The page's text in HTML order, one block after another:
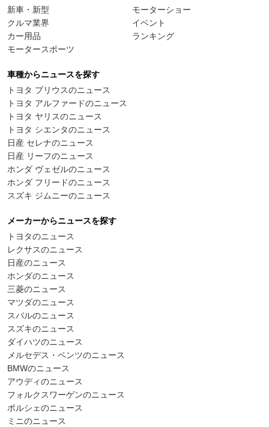
新車・新型
クルマ業界
カー用品
モータースポーツ
モーターショー
イベント
ランキング
車種からニュースを探す
トヨタ プリウスのニュース
トヨタ アルファードのニュース
トヨタ ヤリスのニュース
トヨタ シエンタのニュース
日産 セレナのニュース
日産 リーフのニュース
ホンダ ヴェゼルのニュース
ホンダ フリードのニュース
スズキ ジムニーのニュース
メーカーからニュースを探す
トヨタのニュース
レクサスのニュース
日産のニュース
ホンダのニュース
三菱のニュース
マツダのニュース
スバルのニュース
スズキのニュース
ダイハツのニュース
メルセデス・ベンツのニュース
BMWのニュース
アウディのニュース
フォルクスワーゲンのニュース
ポルシェのニュース
ミニのニュース